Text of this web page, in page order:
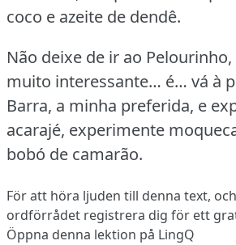
coco e azeite de dendê.
Não deixe de ir ao
muito interessante… é… vá à
Barra, a minha preferida, e
acarajé, experimente
bobó de camarão.
För att höra ljuden till denna text,
ordförrådet registrera dig för ett
Öppna denna lektion på LingQ